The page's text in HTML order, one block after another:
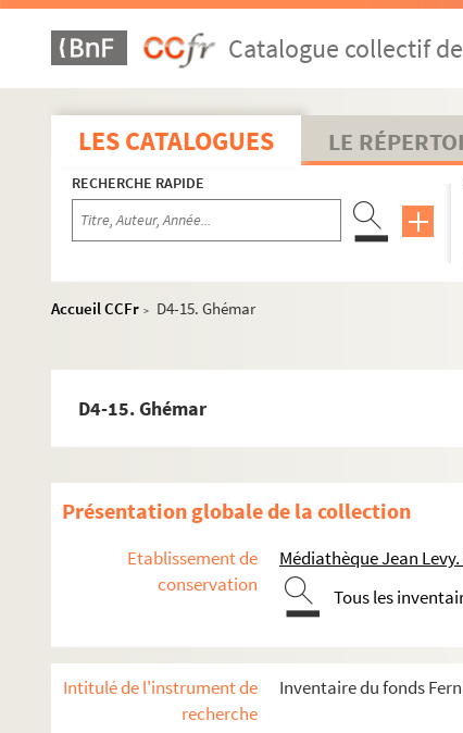
Catalogue collectif
LES CATALOGUES LE
RECHERCHE RAPIDE
Accueil CCFr >
D4-15. Ghémar
D4-15. Ghémar
Présentation globale de la collection
Etablissement de
conservation
Médiathèque Jean
Tous les
Intitulé de l'instrument de
recherche
Inventaire du fonds
D4-1. Bach et cie
D4-3. Barrez-Dubreucq Lille
D4-6. Béhague A.
D4-7. Bohem